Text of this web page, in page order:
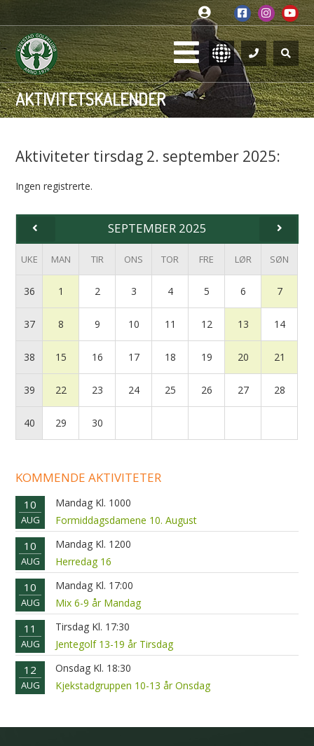
AKTIVITETSKALENDER
Aktiviteter tirsdag 2. september 2025:
Ingen registrerte.
SEPTEMBER 2025
UKE MAN TIR ONS TOR FRE LØR SØN
36 1 2 3 4 5 6 7
37 8 9 10 11 12 13 14
38 15 16 17 18 19 20 21
39 22 23 24 25 26 27 28
40 29 30
KOMMENDE AKTIVITETER
10
AUG
Mandag Kl. 1000
Formiddagsdamene 10. August
10
AUG
Mandag Kl. 1200
Herredag 16
10
AUG
Mandag Kl. 17:00
Mix 6-9 år Mandag
11
AUG
Tirsdag Kl. 17:30
Jentegolf 13-19 år Tirsdag
12
AUG
Onsdag Kl. 18:30
Kjekstadgruppen 10-13 år Onsdag